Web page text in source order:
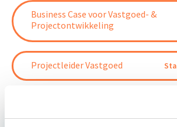
Business Case voor Vastgoed- &
Projectontwikkeling
Projectleider Vastgoed